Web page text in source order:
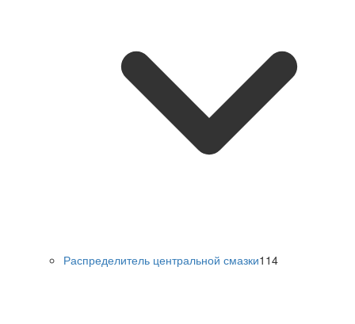
Распределитель центральной смазки114